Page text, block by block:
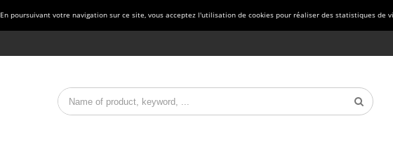
En poursuivant votre navigation sur ce site, vous acceptez l'utilisation de cookies pour réaliser des statistiques de